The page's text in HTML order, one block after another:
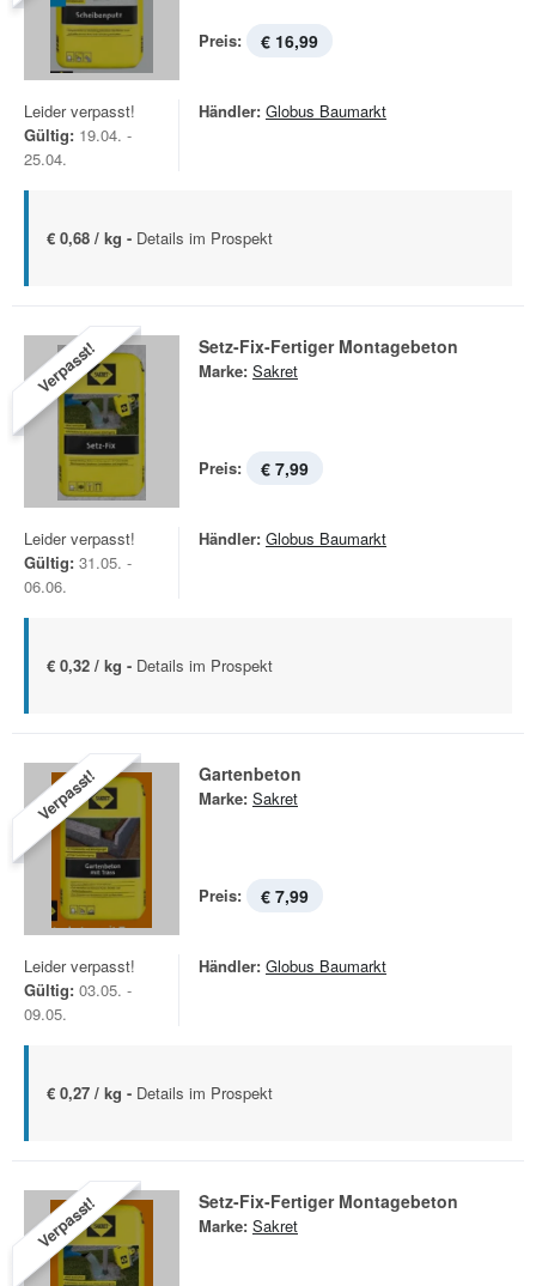
Preis: € 16,99
Leider verpasst!
Gültig: 19.04. -
25.04.
Händler: Globus Baumarkt
€ 0,68 / kg - Details im Prospekt
Verpasst! Setz-Fix-Fertiger Montagebeton
Marke: Sakret
Preis: € 7,99
Leider verpasst!
Gültig: 31.05. -
06.06.
Händler: Globus Baumarkt
€ 0,32 / kg - Details im Prospekt
Verpasst! Gartenbeton
Marke: Sakret
Preis: € 7,99
Leider verpasst!
Gültig: 03.05. -
09.05.
Händler: Globus Baumarkt
€ 0,27 / kg - Details im Prospekt
Verpasst! Setz-Fix-Fertiger Montagebeton
Marke: Sakret